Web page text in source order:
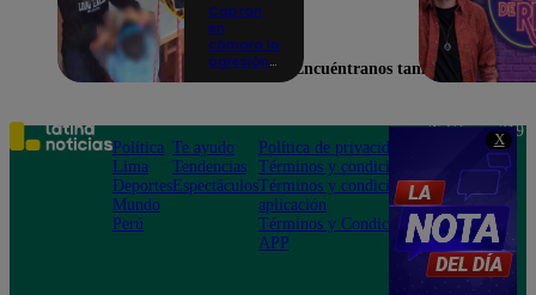
X
Captan
en
cámara la
agresión
niño con
autismo:
madre
denuncia
maltratos
contínuos
Encuéntranos también en
Política
Lima
Deportes
Mundo
Perú
Te ayudo
Tendencias
Espectáculos
Política de privacidad
Términos y condiciones
Términos y condiciones
aplicación
Términos y Condiciones
APP
Teléfono: 219
Av. San
Felipe 968
Jesús María